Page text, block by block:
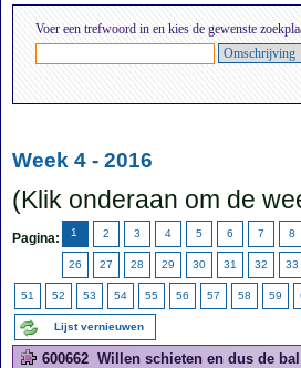
Voer een trefwoord in en kies de gewenste
Week 4 - 2016
(Klik onderaan om de
Pagina: 1 2 3 4 5 6 7 8
26 27 28 29 30 31 32 33
51 52 53 54 55 56 57 58 59
Lijst vernieuwen
600662 Willen schieten en dus de